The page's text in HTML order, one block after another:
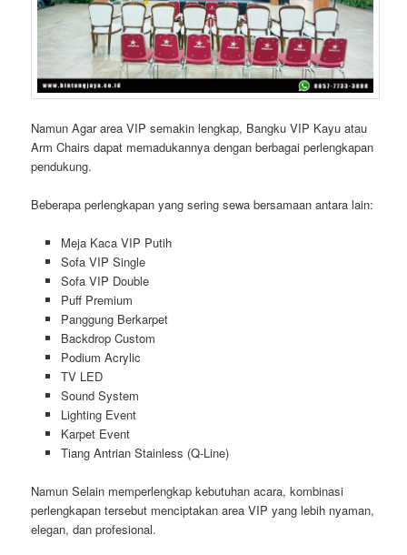
Namun Agar area VIP semakin lengkap, Bangku VIP Kayu atau
Arm Chairs dapat memadukannya dengan berbagai perlengkapan
pendukung.
Beberapa perlengkapan yang sering sewa bersamaan antara lain:
Meja Kaca VIP Putih
Sofa VIP Single
Sofa VIP Double
Puff Premium
Panggung Berkarpet
Backdrop Custom
Podium Acrylic
TV LED
Sound System
Lighting Event
Karpet Event
Tiang Antrian Stainless (Q-Line)
Namun Selain memperlengkap kebutuhan acara, kombinasi
perlengkapan tersebut menciptakan area VIP yang lebih nyaman,
elegan, dan profesional.